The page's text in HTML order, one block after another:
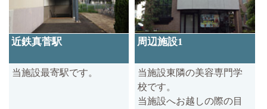
近鉄真菅駅
当施設最寄駅です。
周辺施設1
当施設東隣の美容専門学
校です。
当施設へお越しの際の目